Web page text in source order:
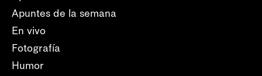
Apuntes de la semana
En vivo
Fotografía
Humor